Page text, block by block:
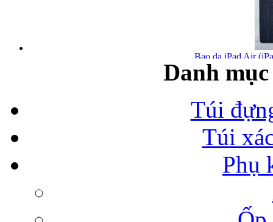
Bao da iPad Air
Bao da iPad Air
Danh
Túi
Túi
Phụ